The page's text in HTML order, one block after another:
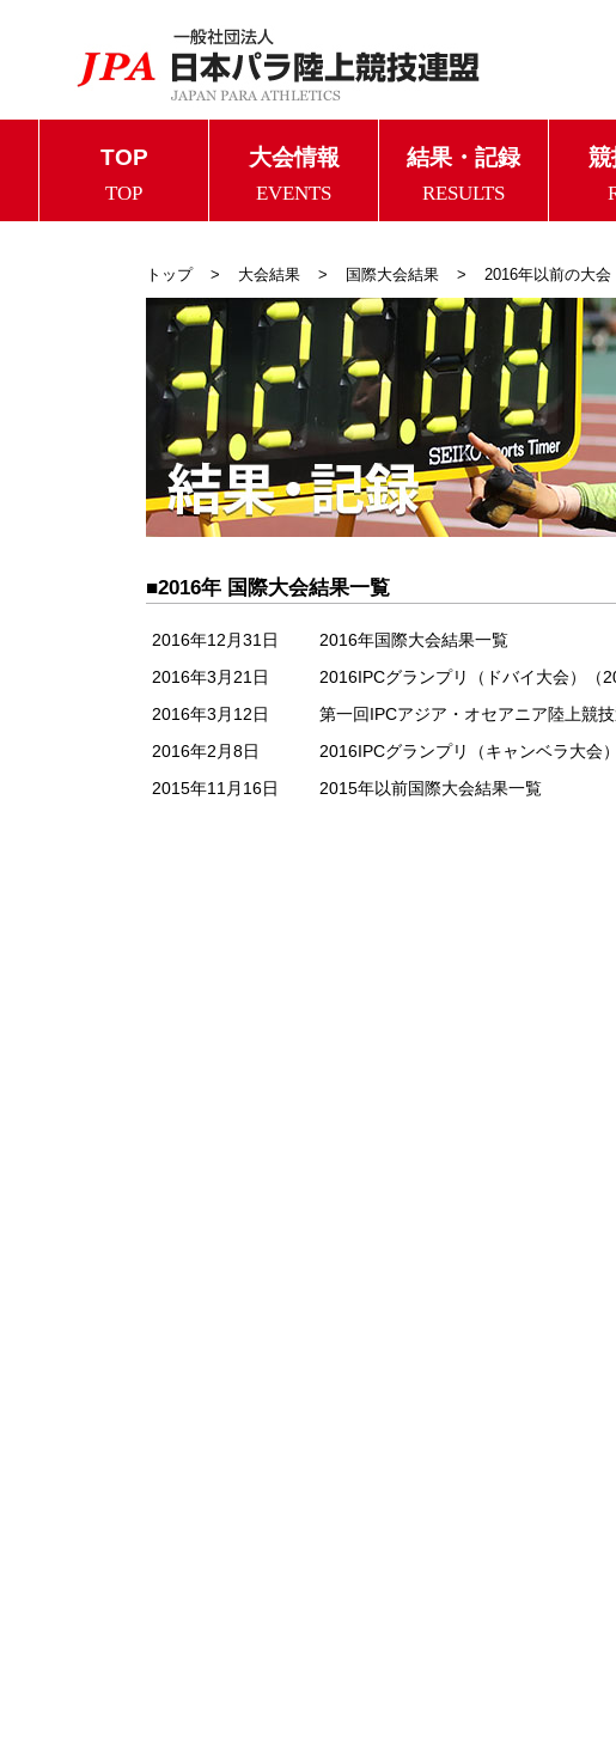
TOP
TOP
大会情報
EVENTS
結果・記録
RESULTS
競
トップ 大会結果 国際大会結果 2016年以前の大会
■2016年 国際大会結果一覧
2016年12月31日 2016年国際大会結果一覧
2016年3月21日 2016IPCグランプリ（ドバイ大会）（
2016年3月12日 第一回IPCアジア・オセアニア陸上競
2016年2月8日 2016IPCグランプリ（キャンベラ大会
2015年11月16日 2015年以前国際大会結果一覧